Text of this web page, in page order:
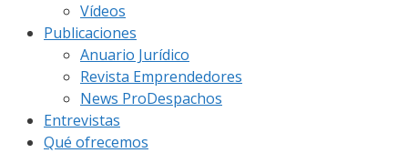
Vídeos
Publicaciones
Anuario Jurídico
Revista Emprendedores
News ProDespachos
Entrevistas
Qué ofrecemos